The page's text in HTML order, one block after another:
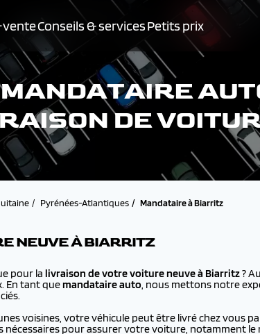
Conseils & servicesPetits prix
MANDATAIRE
DE
Pyrénées-Atlantiques Mandataire à Biarritz
NEUVE À BIARRITZ
pour la livraison de votre voiture neuve à Biarritz?
En tant quemandataire auto, nous mettons notre
voisines, votre véhicule peut être livré chez
pour assurer votre voiture, notamment